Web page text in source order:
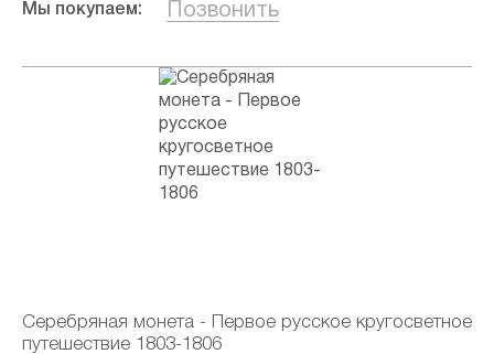
Мы покупаем: Позвонить
Серебряная монета - Первое русское кругосветное
путешествие 1803-1806